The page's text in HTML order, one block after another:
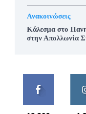
Ανακοινώσεις
Κάλεσμα στο
στην Απολλωνία